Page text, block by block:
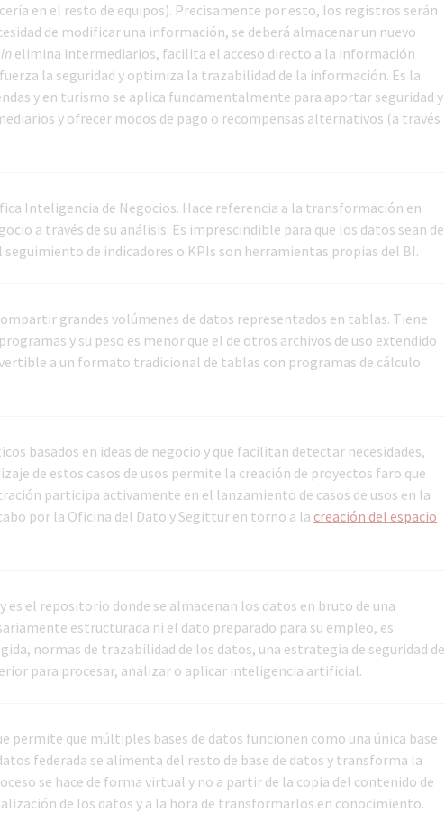
en el resto de equipos). Precisamente por esto, los registros serán
de modificar una información, se deberá almacenar un nuevo
elimina intermediarios, facilita el acceso directo a la información
la seguridad y optimiza la trazabilidad de la información. Es la
y en turismo se aplica fundamentalmente para aportar seguridad y
y ofrecer modos de pago o recompensas alternativos (a través
Inteligencia de Negocios. Hace referencia a la transformación en
a través de su análisis. Es imprescindible para que los datos sean de
de indicadores o KPIs son herramientas propias del BI.
grandes volúmenes de datos representados en tablas. Tiene
y su peso es menor que el de otros archivos de uso extendido
a un formato tradicional de tablas con programas de cálculo
basados en ideas de negocio y que facilitan detectar necesidades,
de estos casos de usos permite la creación de proyectos faro que
participa activamente en el lanzamiento de casos de usos en la
por la Oficina del Dato y Segittur en torno a la creación del espacio
es el repositorio donde se almacenan los datos en bruto de una
estructurada ni el dato preparado para su empleo, es
normas de trazabilidad de los datos, una estrategia de seguridad de
para procesar, analizar o aplicar inteligencia artificial.
permite que múltiples bases de datos funcionen como una única base
federada se alimenta del resto de base de datos y transforma la
se hace de forma virtual y no a partir de la copia del contenido de
de los datos y a la hora de transformarlos en conocimiento.